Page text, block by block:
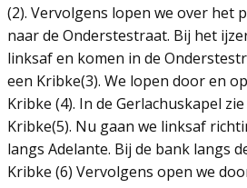
(2). Vervolgens lopen we over het
naar de Onderstestraat. Bij het
linksaf en komen in de
een Kribke(3). We lopen door en
Kribke (4). In de Gerlachuskapel
Kribke(5). Nu gaan we linksaf
langs Adelante. Bij de bank langs
Kribke (6) Vervolgens open we